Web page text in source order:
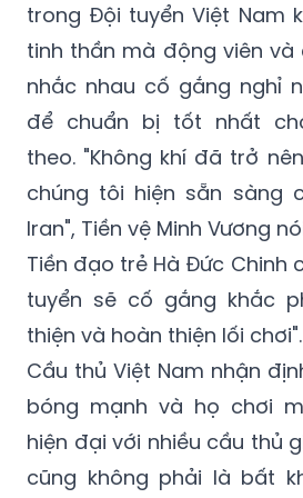
trong Đội tuyển Việt Nam
tinh thần mà động viên và
nhắc nhau cố gắng nghỉ
để chuẩn bị tốt nhất
theo. "Không khí đã trở
chúng tôi hiện sẵn sàng
Iran", Tiền vệ Minh Vương
Tiền đạo trẻ Hà Đức Chinh
tuyển sẽ cố gắng khắc
thiện và hoàn thiện lối chơi".
Cầu thủ Việt Nam nhận
bóng mạnh và họ chơi
hiện đại với nhiều cầu thủ
cũng không phải là bất